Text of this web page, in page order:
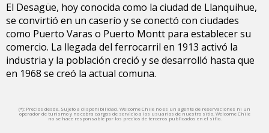
El Desagüe, hoy conocida como la ciudad de Llanquihue,
se convirtió en un caserío y se conectó con ciudades
como Puerto Varas o Puerto Montt para establecer su
comercio. La llegada del ferrocarril en 1913 activó la
industria y la población creció y se desarrolló hasta que
en 1968 se creó la actual comuna.
(*): Precios desde. Sujeto a disponibilidad. Welcome Chile no es un agente de reservaciones ni un
operador de turismo y no cobra cargos de servicio a los usuarios de nuestro sitio. Welcome Chile
no se hace responsable por los precios de terceros publicados en el sitio.